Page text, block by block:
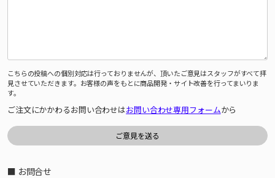
こちらの投稿への個別対応は行っておりませんが、頂いたご意見はスタッフがすべて拝
見させていただきます。お客様の声をもとに商品開発・サイト改善を行ってまいりま
す。
ご注文にかかわるお問い合わせはお問い合わせ専用フォームから
■ お問合せ